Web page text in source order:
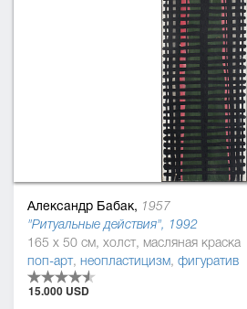
Александр Бабак, 1957
"Ритуальные действия", 1992
165 x 50 см, холст, масляная краска
поп-арт, неопластицизм, фигуратив
15.000 USD